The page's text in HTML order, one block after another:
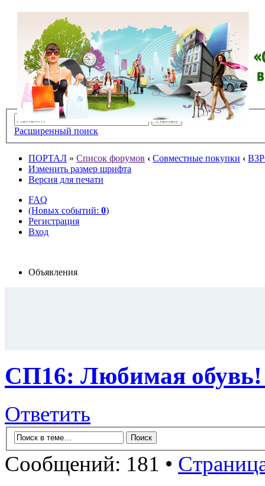
Расширенный поиск
ПОРТАЛ » Список форумов ‹ Совместные покупки ‹
Изменить размер шрифта
Версия для печати
FAQ
(Новых событий: 0)
Регистрация
Вход
Объявления
СП16: Любимая
Ответить
Сообщений: 181 •